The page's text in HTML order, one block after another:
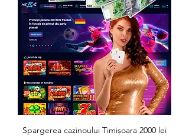
Spargerea cazinoului Timișoara 2000 lei